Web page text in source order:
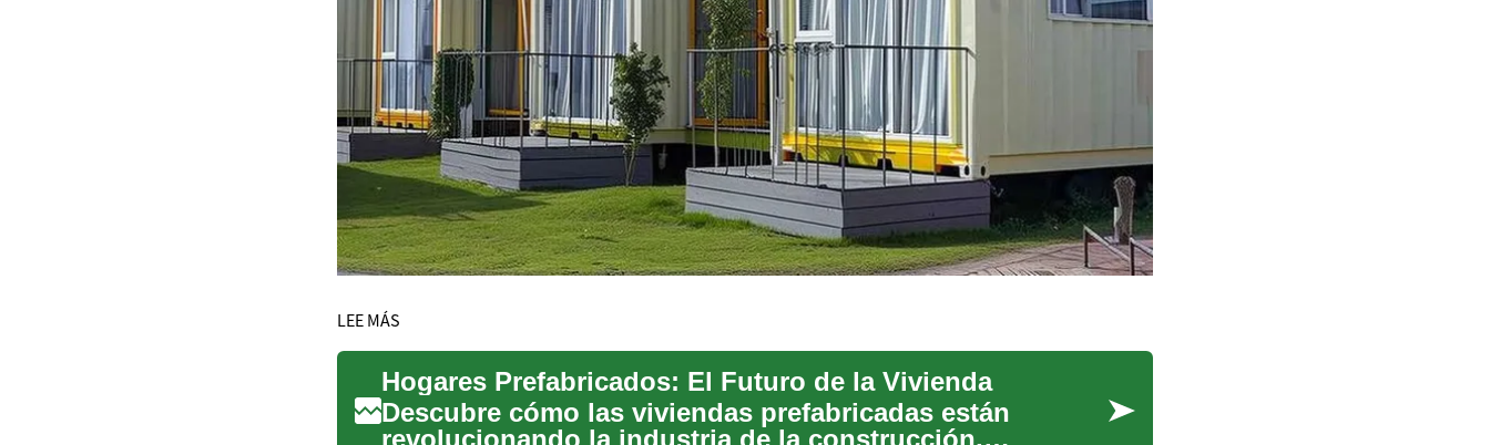
LEE MÁS
Hogares Prefabricados: El Futuro de la Vivienda
Descubre cómo las viviendas prefabricadas están